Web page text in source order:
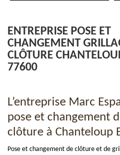
ENTREPRISE POSE ET
CHANGEMENT
CLÔTURE
77600
L’entreprise Marc
pose et changement
clôture à Chanteloup
Pose et changement de clôture et de